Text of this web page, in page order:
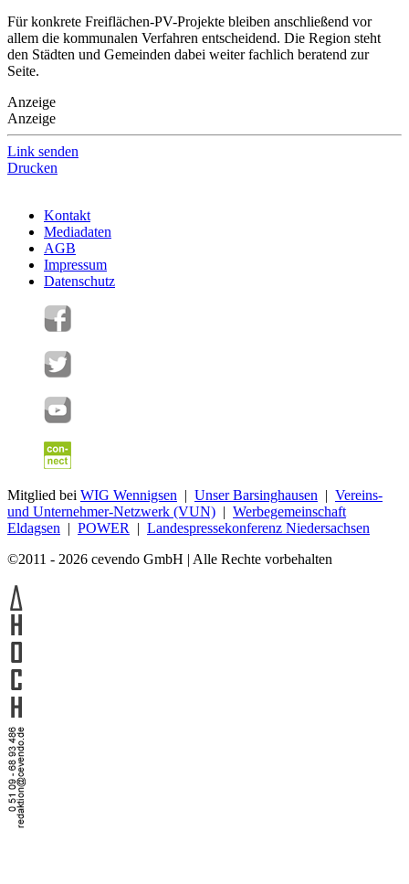
Für konkrete Freiflächen-PV-Projekte bleiben anschließend vor
allem die kommunalen Verfahren entscheidend. Die Region steht
den Städten und Gemeinden dabei weiter fachlich beratend zur
Seite.
Anzeige
Anzeige
Link senden
Drucken
Kontakt
Mediadaten
AGB
Impressum
Datenschutz
Mitglied bei WIG Wennigsen | Unser Barsinghausen | Vereins-
und Unternehmer-Netzwerk (VUN) | Werbegemeinschaft
Eldagsen | POWER | Landespressekonferenz Niedersachsen
©2011 - 2026 cevendo GmbH | Alle Rechte vorbehalten